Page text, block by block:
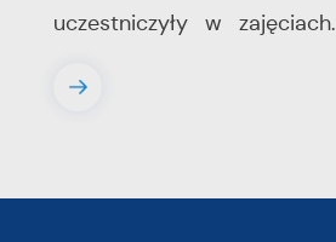
uczestniczyły w